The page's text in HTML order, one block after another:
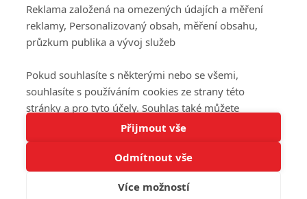
Tato stránka používá soubory cookies.
Rozumím
Ochrana osobních údajů|Zásady používání cookies |Pravidla webu
Upravit nastavení soukromí
© 2016 – 2026 FandimeSerialum.cz / All rights reserved /
Koncal studio s.r.o., IČO: 03604071, Lýskova 2073/57, Stodůlky, 155
Reklama založená na omezených údajích a měření
reklamy, Personalizovaný obsah, měření obsahu,
průzkum publika a vývoj služeb
Pokud souhlasíte s některými nebo se všemi,
souhlasíte s používáním cookies ze strany této
stránky a pro tyto účely. Souhlas také můžete
odmítnout, ale v takovém případě vám na stránce
nebudou k dispozici některé personalizované funkce.
Vaše volby souhlasu se budou vztahovat pouze na
tuto webovou stránku. Vaše nastavení a odvolání
souhlasu můžete kdykoli změnit na stránce s
Přijmout vše
Odmítnout vše
Více možností